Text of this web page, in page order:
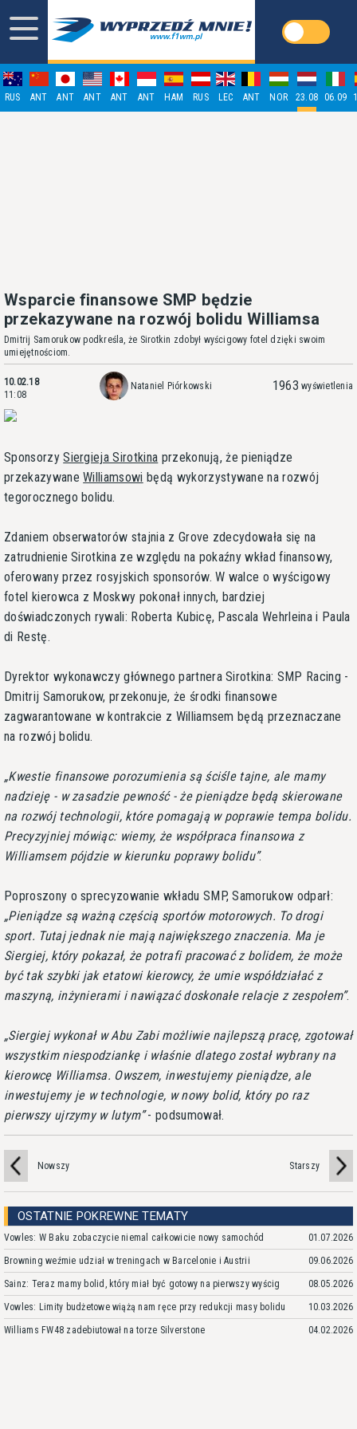
RUS ANT ANT ANT ANT ANT HAM RUS LEC ANT NOR 23.08 06.09
Wsparcie finansowe SMP będzie
przekazywane na rozwój bolidu Williamsa
Dmitrij Samorukow podkreśla, że Sirotkin zdobył wyścigowy fotel dzięki swoim
umiejętnościom.
10.02.18
11:08
Nataniel Piórkowski 1963 wyświetlenia
SponsorzySiergieja Sirotkina przekonują, że pieniądze
przekazywaneWilliamsowi będą wykorzystywane na rozwój
tegorocznego bolidu.
Zdaniem obserwatorów stajnia z Grove zdecydowała się na
zatrudnienie Sirotkina ze względu na pokaźny wkład finansowy,
oferowany przez rosyjskich sponsorów. W walce o wyścigowy
fotel kierowca z Moskwy pokonał innych, bardziej
doświadczonych rywali: Roberta Kubicę, Pascala Wehrleina i Paula
di Restę.
Dyrektor wykonawczy głównego partnera Sirotkina: SMP Racing -
Dmitrij Samorukow, przekonuje, że środki finansowe
zagwarantowane w kontrakcie z Williamsem będą przeznaczane
na rozwój bolidu.
Kwestie finansowe porozumienia są ściśle tajne, ale mamy
nadzieję - w zasadzie pewność - że pieniądze będą skierowane
na rozwój technologii, które pomagają w poprawie tempa bolidu.
Precyzyjniej mówiąc: wiemy, że współpraca finansowa z
Williamsem pójdzie w kierunku poprawy bolidu .
Poproszony o sprecyzowanie wkładu SMP, Samorukow odparł:
Pieniądze są ważną częścią sportów motorowych. To drogi
sport. Tutaj jednak nie mają największego znaczenia. Ma je
Siergiej, który pokazał, że potrafi pracować z bolidem, że może
być tak szybki jak etatowi kierowcy, że umie współdziałać z
maszyną, inżynierami i nawiązać doskonałe relacje z zespołem .
Siergiej wykonał w Abu Zabi możliwie najlepszą pracę, zgotował
wszystkim niespodziankę i właśnie dlatego został wybrany na
kierowcę Williamsa. Owszem, inwestujemy pieniądze, ale
inwestujemy je w technologie, w nowy bolid, który po raz
pierwszy ujrzymy w lutym - podsumował.
Nowszy Starszy
OSTATNIE POKREWNE TEMATY
Vowles: W Baku zobaczycie niemal całkowicie nowy samochód 01.07.2026
Browning weźmie udział w treningach w Barcelonie i Austrii 09.06.2026
Sainz: Teraz mamy bolid, który miał być gotowy na pierwszy wyścig 08.05.2026
Vowles: Limity budżetowe wiążą nam ręce przy redukcji masy bolidu 10.03.2026
Williams FW48 zadebiutował na torze Silverstone 04.02.2026